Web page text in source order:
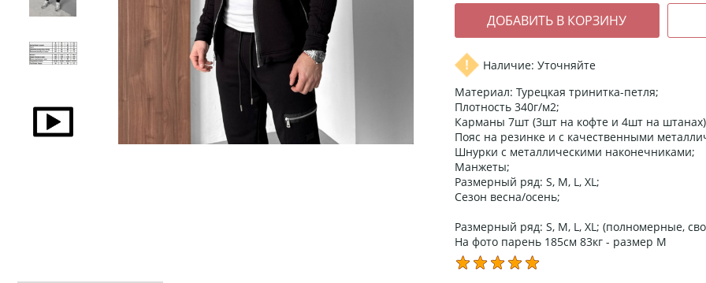
Наличие: Уточняйте
Материал: Турецкая тринитка-петля;
Плотность 340г/м2;
Карманы 7шт (3шт на кофте и 4шт на
Пояс на резинке и с качественными
Шнурки с металлическими наконечниками;
Манжеты;
Размерный ряд: S, M, L, XL;
Сезон весна/осень;
Размерный ряд: S, M, L, XL; (полномерные,
На фото парень 185см 83кг - размер М